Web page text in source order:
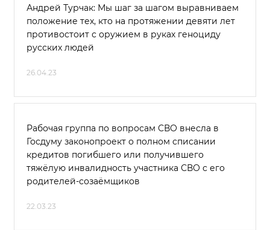
Андрей Турчак: Мы шаг за шагом выравниваем
положение тех, кто на протяжении девяти лет
противостоит с оружием в руках геноциду
русских людей
26.04.23
Рабочая группа по вопросам СВО внесла в
Госдуму законопроект о полном списании
кредитов погибшего или получившего
тяжёлую инвалидность участника СВО с его
родителей-созаёмщиков
22.03.23